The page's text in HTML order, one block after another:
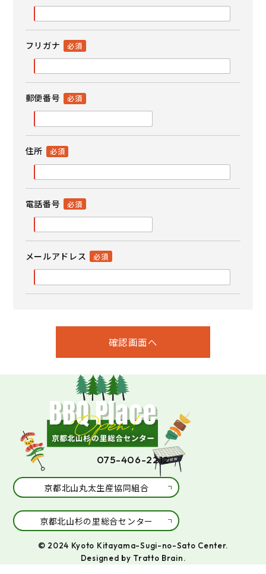
フリガナ
郵便番号
住所
電話番号
メールアドレス
075-406-2212
京都北山丸太生産協同組合
京都北山杉の里総合センター
© 2024 Kyoto Kitayama-Sugi-no-Sato Center.
Designed by Tratto Brain.